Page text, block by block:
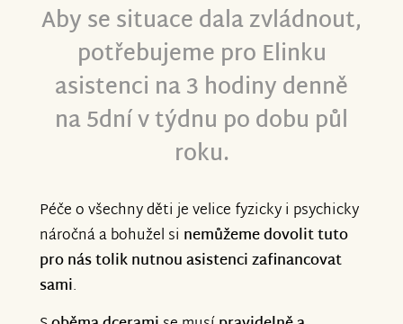
Aby se situace dala zvládnout,
potřebujeme pro Elinku
asistenci na 3 hodiny denně
na 5dní v týdnu po dobu půl
roku.
Péče o všechny děti je velice fyzicky i psychicky
náročná a bohužel si nemůžeme dovolit tuto
pro nás tolik nutnou asistenci zafinancovat
sami.